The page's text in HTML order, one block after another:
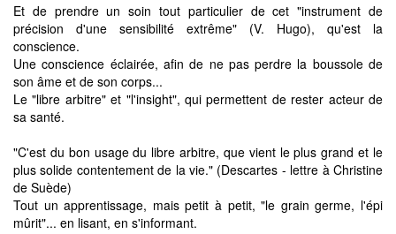
Et de prendre un soin tout particulier de cet "instrument de
précision d'une sensibilité extrême" (V. Hugo), qu'est la
conscience.
Une conscience éclairée, afin de ne pas perdre la boussole de
son âme et de son corps...
Le "libre arbitre" et "l'insight", qui permettent de rester acteur de
sa santé.
"C'est du bon usage du libre arbitre, que vient le plus grand et le
plus solide contentement de la vie." (Descartes - lettre à Christine
de Suède)
Tout un apprentissage, mais petit à petit, "le grain germe, l'épi
mûrit"... en lisant, en s'informant.